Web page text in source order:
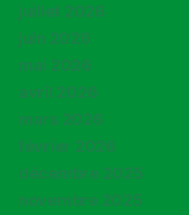
juillet 2026
juin 2026
mai 2026
avril 2026
mars 2026
février 2026
décembre 2025
novembre 2025